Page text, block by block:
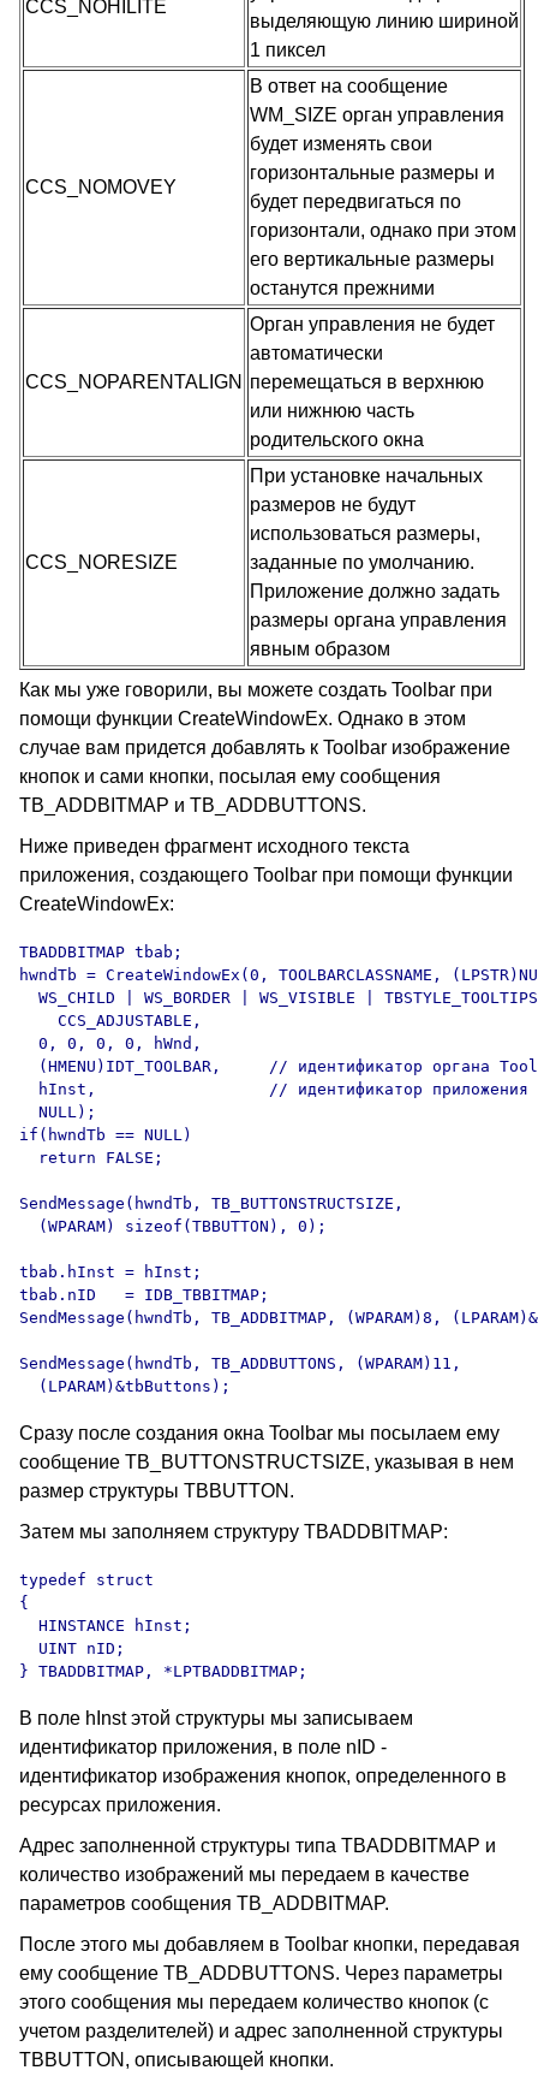
CCS_NOHILITE
выделяющую линию шириной
1 пиксел
CCS_NOMOVEY
В ответ на сообщение
WM_SIZE орган управления
будет изменять свои
горизонтальные размеры и
будет передвигаться по
горизонтали, однако при этом
его вертикальные размеры
останутся прежними
CCS_NOPARENTALIGN
Орган управления не будет
автоматически
перемещаться в верхнюю
или нижнюю часть
родительского окна
CCS_NORESIZE
При установке начальных
размеров не будут
использоваться размеры,
заданные по умолчанию.
Приложение должно задать
размеры органа управления
явным образом
Как мы уже говорили, вы можете создать Toolbar при
помощи функции CreateWindowEx. Однако в этом
случае вам придется добавлять к Toolbar изображение
кнопок и сами кнопки, посылая ему сообщения
TB_ADDBITMAP и TB_ADDBUTTONS.
Ниже приведен фрагмент исходного текста
приложения, создающего Toolbar при помощи функции
CreateWindowEx:
TBADDBITMAP tbab;
hwndTb = CreateWindowEx(0, TOOLBARCLASSNAME,
WS_CHILD | WS_BORDER | WS_VISIBLE |
    CCS_ADJUSTABLE,
  0, 0, 0, 0, hWnd,
(HMENU)IDT_TOOLBAR,     // идентификатор органа
  hInst,                  // идентификатор приложения
  NULL);
if(hwndTb == NULL)
  return FALSE;
SendMessage(hwndTb, TB_BUTTONSTRUCTSIZE,
  (WPARAM) sizeof(TBBUTTON), 0);
tbab.hInst = hInst;
tbab.nID   = IDB_TBBITMAP;
SendMessage(hwndTb, TB_ADDBITMAP, (WPARAM)8,
SendMessage(hwndTb, TB_ADDBUTTONS, (WPARAM)11,
Сразу после создания окна Toolbar мы посылаем ему
сообщение TB_BUTTONSTRUCTSIZE, указывая в нем
размер структуры TBBUTTON.
Затем мы заполняем структуру TBADDBITMAP:
typedef struct
{
  HINSTANCE hInst;
  UINT nID;
В поле hInst этой структуры мы записываем
идентификатор приложения, в поле nID -
идентификатор изображения кнопок, определенного в
ресурсах приложения.
Адрес заполненной структуры типа TBADDBITMAP и
количество изображений мы передаем в качестве
параметров сообщения TB_ADDBITMAP.
После этого мы добавляем в Toolbar кнопки, передавая
ему сообщение TB_ADDBUTTONS. Через параметры
этого сообщения мы передаем количество кнопок (с
учетом разделителей) и адрес заполненной структуры
TBBUTTON, описывающей кнопки.